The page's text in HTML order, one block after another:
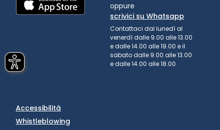
oppure
scrivici su Whatsapp
Contattaci dal lunedì al
venerdì dalle 9.00 alle 13.00
e dalle 14.00 alle 19.00 e il
sabato dalle 9.00 alle 13.00
e dalle 14.00 alle 18.00
Accessibilità
Whistleblowing